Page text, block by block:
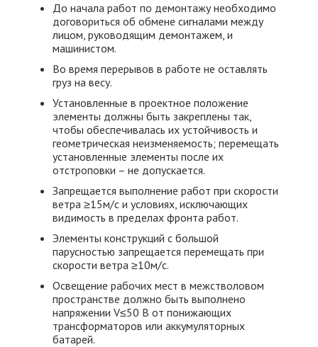
До начала работ по демонтажу необходимо
договориться об обмене сигналами между
лицом, руководящим демонтажем, и
машинистом.
Во время перерывов в работе не оставлять
груз на весу.
Установленные в проектное положение
элементы должны быть закреплены так,
чтобы обеспечивалась их устойчивость и
геометрическая неизменяемость; перемещать
установленные элементы после их
отстроповки – не допускается.
Запрещается выполнение работ при скорости
ветра ≥15м/с и условиях, исключающих
видимость в пределах фронта работ.
Элементы конструкций с большой
парусностью запрещается перемещать при
скорости ветра ≥10м/с.
Освещение рабочих мест в межстволовом
пространстве должно быть выполнено
напряжении V≤50 В от понижающих
трансформаторов или аккумуляторных
батарей.